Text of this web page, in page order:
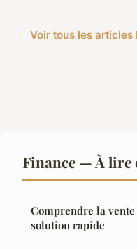
← Voir tous les articles
Finance — À lire
Comprendre la
solution rapide